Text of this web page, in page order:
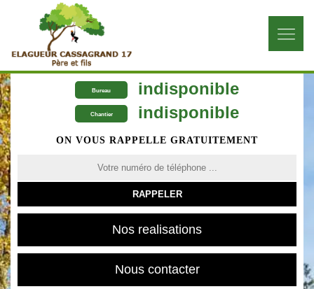
Bureau indisponible
Chantier indisponible
ON VOUS RAPPELLE GRATUITEMENT
Nos realisations
Nous contacter